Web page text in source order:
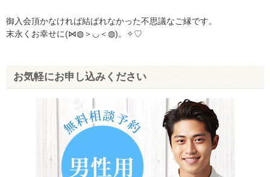
御入会頂かなければ結ばれなかった不思議なご縁です。
末永くお幸せに(⋈◍＞◡＜◍)。✧♡
お気軽にお申し込みください